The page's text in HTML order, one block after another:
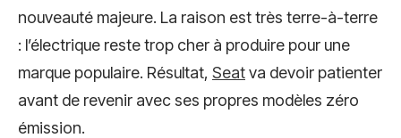
nouveauté majeure. La raison est très terre-à-terre
: l’électrique reste trop cher à produire pour une
marque populaire. Résultat, Seatva devoir patienter
avant de revenir avec ses propres modèles zéro
émission.